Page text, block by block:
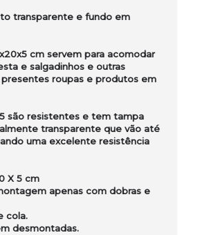
transparente e fundo em
cm servem para acomodar
e salgadinhos e outras
roupas e produtos em
são resistentes e tem tampa
transparente que vão até
uma excelente resistência
X 5 cm
apenas com dobras e
cola.
desmontadas.